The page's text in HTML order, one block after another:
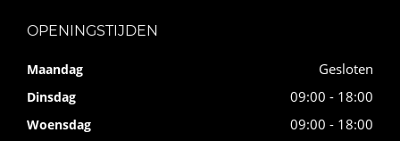
OPENINGSTIJDEN
Maandag Gesloten
Dinsdag 09:00 - 18:00
Woensdag 09:00 - 18:00